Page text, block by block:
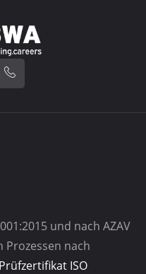
und nach AZAV
nach
Prüfzertifikat ISO